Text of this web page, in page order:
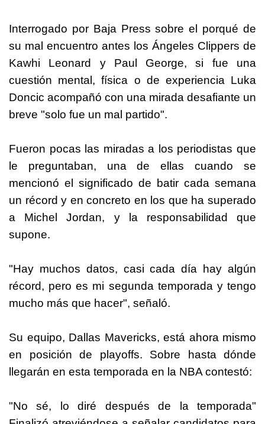
Interrogado por Baja Press sobre el porqué de
su mal encuentro antes los Ángeles Clippers de
Kawhi Leonard y Paul George, si fue una
cuestión mental, física o de experiencia Luka
Doncic acompañó con una mirada desafiante un
breve "solo fue un mal partido".
Fueron pocas las miradas a los periodistas que
le preguntaban, una de ellas cuando se
mencionó el significado de batir cada semana
un récord y en concreto en los que ha superado
a Michel Jordan, y la responsabilidad que
supone.
"Hay muchos datos, casi cada día hay algún
récord, pero es mi segunda temporada y tengo
mucho más que hacer", señaló.
Su equipo, Dallas Mavericks, está ahora mismo
en posición de playoffs. Sobre hasta dónde
llegarán en esta temporada en la NBA contestó:
"No sé, lo diré después de la temporada"